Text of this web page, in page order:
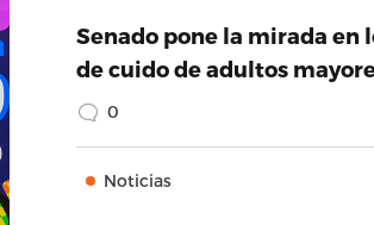
Senado pone la mirada en
de cuido de adultos
0
Noticias